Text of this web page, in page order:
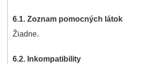
6.1. Zoznam pomocných látok
Žiadne.
6.2. Inkompatibility